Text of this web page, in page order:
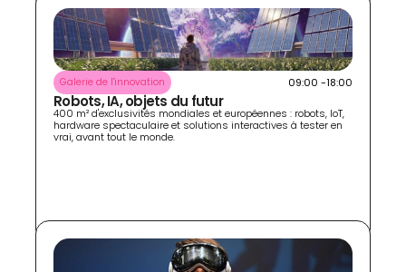
Galerie de l'innovation 09:00 -18:00
Robots, IA, objets du futur
400 m² d'exclusivités mondiales et européennes : robots, IoT,
hardware spectaculaire et solutions interactives à tester en
vrai, avant tout le monde.